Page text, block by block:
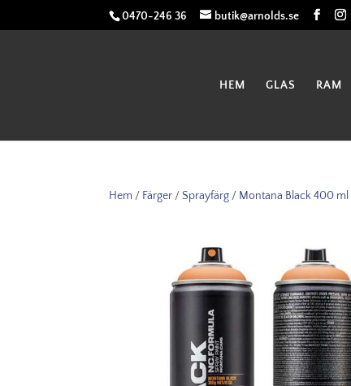
0470-246 36 butik@arnolds.se
HEM GLAS RAM
Hem / Färger / Sprayfärg / Montana Black 400 ml